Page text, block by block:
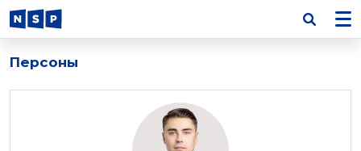
Персоны